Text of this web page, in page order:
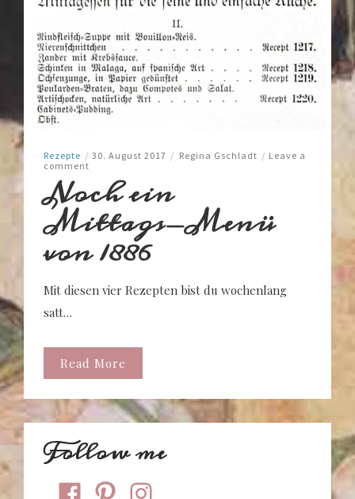
Rezepte / 30. August 2017 / Regina Gschladt / Leave a
comment
Noch ein
Mittags-Menü
von 1886
Mit diesen vier Rezepten bist du wochenlang
satt…
Read More
Follow me
facebookpinterestinstagram